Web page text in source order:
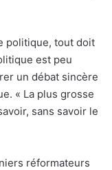
politique, tout doit
est peu
un débat sincère
« La plus grosse
sans savoir le
réformateurs